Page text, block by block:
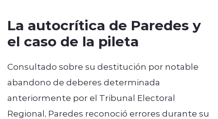
La autocrítica de Paredes y
el caso de la pileta
Consultado sobre su destitución por notable
abandono de deberes determinada
anteriormente por el Tribunal Electoral
Regional, Paredes reconoció errores durante su